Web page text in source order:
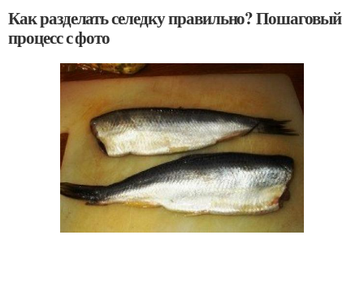
Как разделать селедку правильно? Пошаговый
процесс с фото